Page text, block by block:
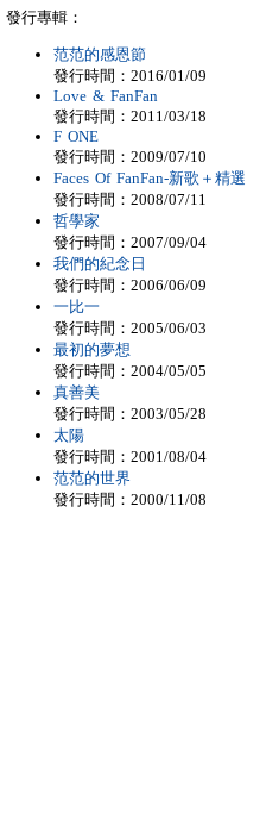
發行專輯：
范范的感恩節
發行時間：2016/01/09
Love & FanFan
發行時間：2011/03/18
F ONE
發行時間：2009/07/10
Faces Of FanFan-新歌＋精選
發行時間：2008/07/11
哲學家
發行時間：2007/09/04
我們的紀念日
發行時間：2006/06/09
一比一
發行時間：2005/06/03
最初的夢想
發行時間：2004/05/05
真善美
發行時間：2003/05/28
太陽
發行時間：2001/08/04
范范的世界
發行時間：2000/11/08